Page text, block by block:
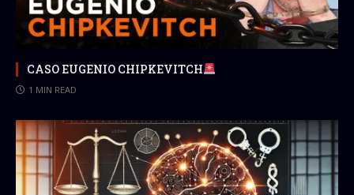
CASO EUGENIO CHIPKEVITCH
1 MIN READ